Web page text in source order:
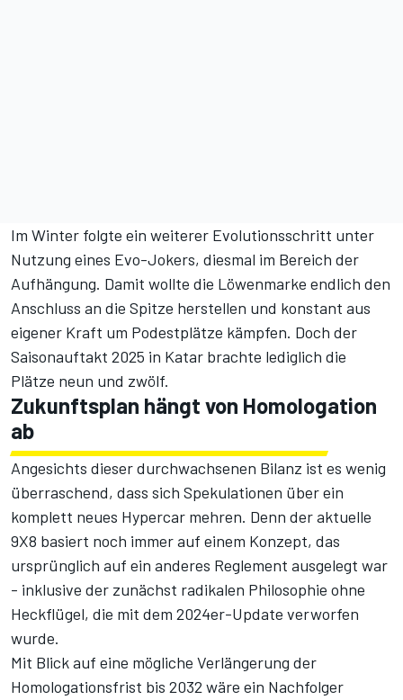
Im Winter folgte ein weiterer Evolutionsschritt unter
Nutzung eines Evo-Jokers, diesmal im Bereich der
Aufhängung. Damit wollte die Löwenmarke endlich den
Anschluss an die Spitze herstellen und konstant aus
eigener Kraft um Podestplätze kämpfen. Doch der
Saisonauftakt 2025 in Katar brachte lediglich die
Plätze neun und zwölf.
Zukunftsplan hängt von Homologation
ab
Angesichts dieser durchwachsenen Bilanz ist es wenig
überraschend, dass sich Spekulationen über ein
komplett neues Hypercar mehren. Denn der aktuelle
9X8 basiert noch immer auf einem Konzept, das
ursprünglich auf ein anderes Reglement ausgelegt war
- inklusive der zunächst radikalen Philosophie ohne
Heckflügel, die mit dem 2024er-Update verworfen
wurde.
Mit Blick auf eine mögliche Verlängerung der
Homologationsfrist bis 2032 wäre ein Nachfolger